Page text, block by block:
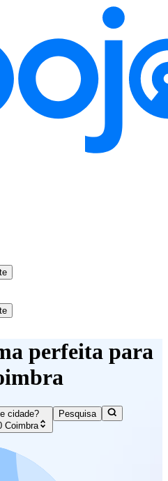
perfeita para
cidade?
Coimbra
Pesquisa